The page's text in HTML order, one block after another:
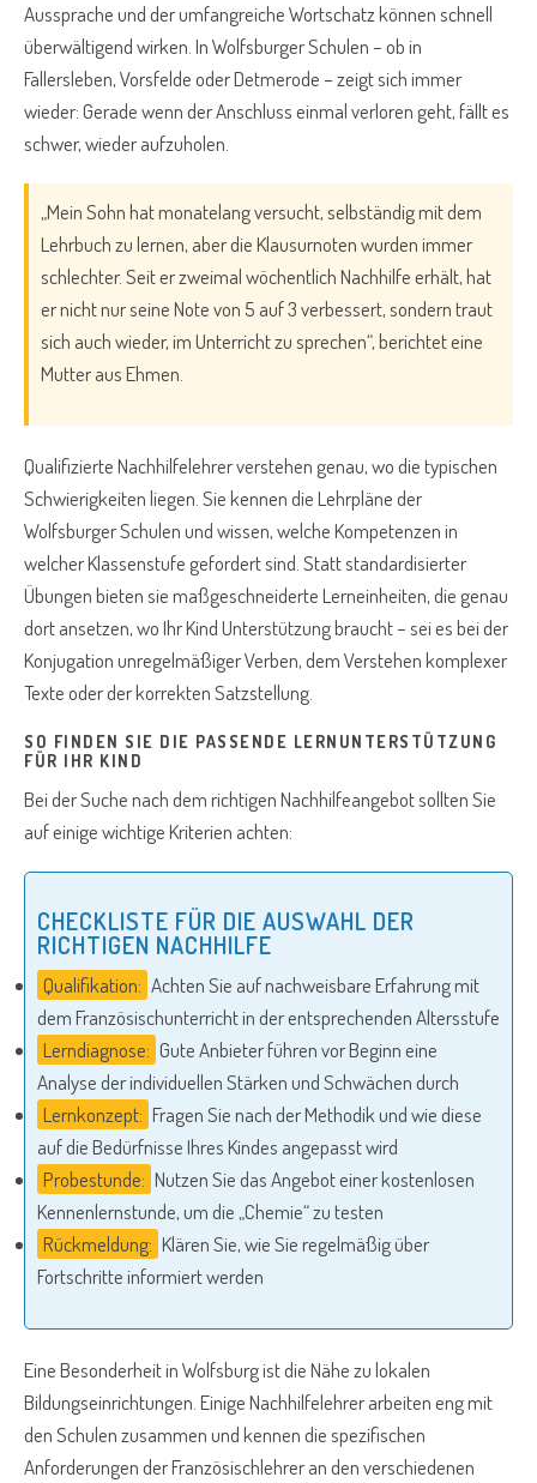
Aussprache und der umfangreiche Wortschatz können schnell
überwältigend wirken. In Wolfsburger Schulen – ob in
Fallersleben, Vorsfelde oder Detmerode – zeigt sich immer
wieder: Gerade wenn der Anschluss einmal verloren geht, fällt es
schwer, wieder aufzuholen.
„Mein Sohn hat monatelang versucht, selbständig mit dem
Lehrbuch zu lernen, aber die Klausurnoten wurden immer
schlechter. Seit er zweimal wöchentlich Nachhilfe erhält, hat
er nicht nur seine Note von 5 auf 3 verbessert, sondern traut
sich auch wieder, im Unterricht zu sprechen“, berichtet eine
Mutter aus Ehmen.
Qualifizierte Nachhilfelehrer verstehen genau, wo die typischen
Schwierigkeiten liegen. Sie kennen die Lehrpläne der
Wolfsburger Schulen und wissen, welche Kompetenzen in
welcher Klassenstufe gefordert sind. Statt standardisierter
Übungen bieten sie maßgeschneiderte Lerneinheiten, die genau
dort ansetzen, wo Ihr Kind Unterstützung braucht – sei es bei der
Konjugation unregelmäßiger Verben, dem Verstehen komplexer
Texte oder der korrekten Satzstellung.
SO FINDEN SIE DIE PASSENDE LERNUNTERSTÜTZUNG
FÜR IHR KIND
Bei der Suche nach dem richtigen Nachhilfeangebot sollten Sie
auf einige wichtige Kriterien achten:
CHECKLISTE FÜR DIE AUSWAHL DER
RICHTIGEN NACHHILFE
Qualifikation: Achten Sie auf nachweisbare Erfahrung mit
dem Französischunterricht in der entsprechenden Altersstufe
Lerndiagnose: Gute Anbieter führen vor Beginn eine
Analyse der individuellen Stärken und Schwächen durch
Lernkonzept: Fragen Sie nach der Methodik und wie diese
auf die Bedürfnisse Ihres Kindes angepasst wird
Probestunde: Nutzen Sie das Angebot einer kostenlosen
Kennenlernstunde, um die „Chemie“ zu testen
Rückmeldung: Klären Sie, wie Sie regelmäßig über
Fortschritte informiert werden
Eine Besonderheit in Wolfsburg ist die Nähe zu lokalen
Bildungseinrichtungen. Einige Nachhilfelehrer arbeiten eng mit
den Schulen zusammen und kennen die spezifischen
Anforderungen der Französischlehrer an den verschiedenen